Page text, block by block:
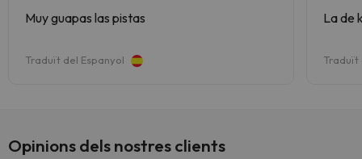
Muy guapas las pistas
Traduït del Espanyol
La de
Traduït
Opinions dels nostres clients